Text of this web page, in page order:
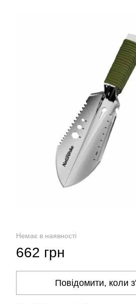
Немає в наявності
662 грн
Повідомити, коли